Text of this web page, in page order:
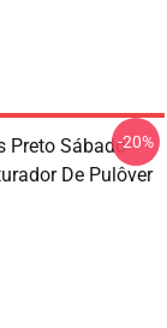
Preto Sábado
De Pulôver
-20%